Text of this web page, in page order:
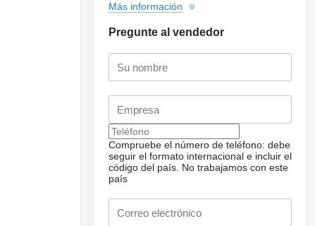
Más información
Pregunte al vendedor
Compruebe el número de teléfono: debe
seguir el formato internacional e incluir el
código del país. No trabajamos con este
país